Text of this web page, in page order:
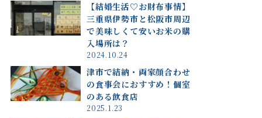
【結婚生活♡お財布事情】
三重県伊勢市と松阪市周辺
で美味しくて安いお米の購
入場所は？
2024.10.24
津市で結納・両家顔合わせ
の食事会におすすめ！個室
のある飲食店
2025.1.23